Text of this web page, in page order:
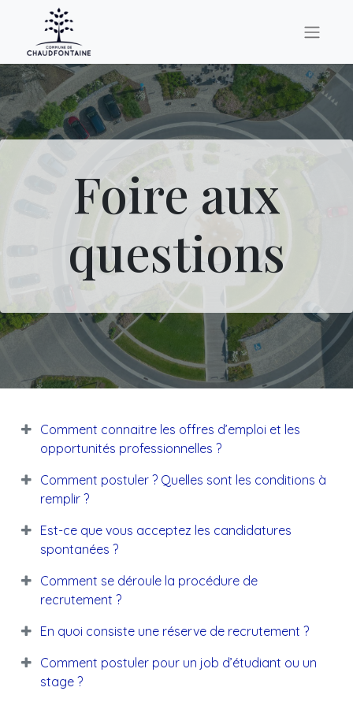
Foire aux
questions
Comment connaitre les offres d’emploi et les
opportunités professionnelles ?
Comment postuler ? Quelles sont les conditions à
remplir ?
Est-ce que vous acceptez les candidatures
spontanées ?
Comment se déroule la procédure de
recrutement ?
En quoi consiste une réserve de recrutement ?
Comment postuler pour un job d’étudiant ou un
stage ?